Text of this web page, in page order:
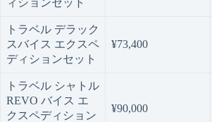
ィションセット
トラベル デラック
スバイス エクスペ
ディションセット
¥73,400
トラベル シャトル
REVO バイス エ
クスペディション
¥90,000